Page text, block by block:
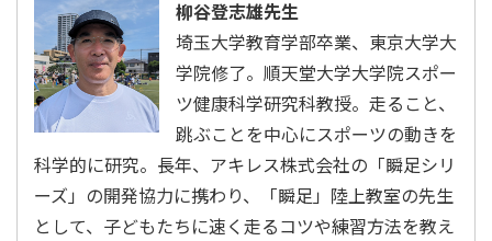
柳谷登志雄先生
埼玉大学教育学部卒業、東京大学大
学院修了。順天堂大学大学院スポー
ツ健康科学研究科教授。走ること、
跳ぶことを中心にスポーツの動きを
科学的に研究。長年、アキレス株式会社の「瞬足シリ
ーズ」の開発協力に携わり、「瞬足」陸上教室の先生
として、子どもたちに速く走るコツや練習方法を教え